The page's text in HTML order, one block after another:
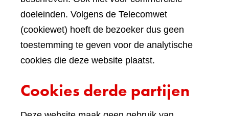
doeleinden. Volgens de Telecomwet
(cookiewet) hoeft de bezoeker dus geen
toestemming te geven voor de analytische
cookies die deze website plaatst.
Cookies derde partijen